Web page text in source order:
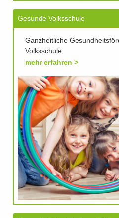
Gesunde Volksschule
Ganzheitliche
Volksschule.
mehr erfahren